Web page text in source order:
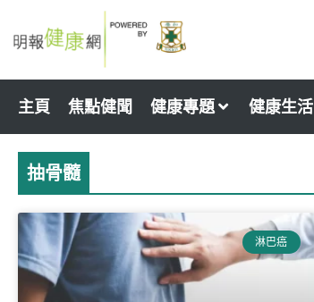
to
主頁 焦點健聞 健康專題 健康生活
抽骨髓
淋巴癌